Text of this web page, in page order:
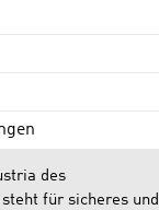
des
für sicheres und